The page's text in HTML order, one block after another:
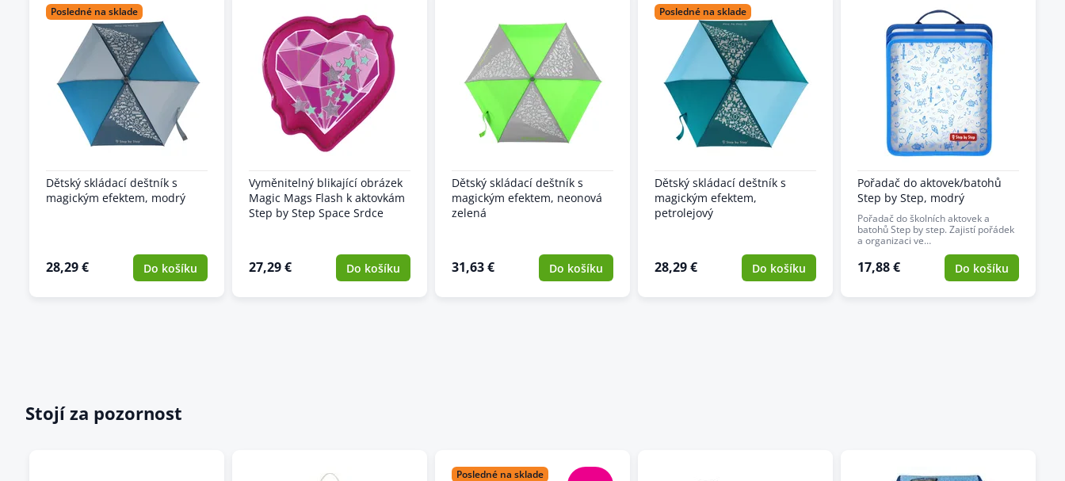
Posledné na sklade
Dětský skládací deštník s
magickým efektem, modrý
28,29 € Do košíku
Vyměnitelný blikající obrázek
Magic Mags Flash k aktovkám
Step by Step Space Srdce
27,29 € Do košíku
Dětský skládací deštník s
magickým efektem, neonová
zelená
31,63 € Do košíku
Posledné na sklade
Dětský skládací deštník s
magickým efektem,
petrolejový
28,29 € Do košíku
Pořadač do aktovek/batohů
Step by Step, modrý
Pořadač do školních aktovek a
batohů Step by step. Zajistí pořádek
a organizaci ve…
17,88 € Do košíku
Stojí za pozornost
Posledné na sklade